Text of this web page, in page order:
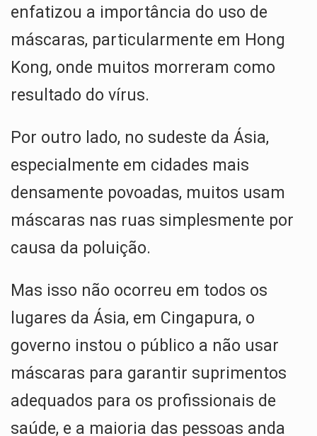
enfatizou a importância do uso de
máscaras, particularmente em Hong
Kong, onde muitos morreram como
resultado do vírus.
Por outro lado, no sudeste da Ásia,
especialmente em cidades mais
densamente povoadas, muitos usam
máscaras nas ruas simplesmente por
causa da poluição.
Mas isso não ocorreu em todos os
lugares da Ásia, em Cingapura, o
governo instou o público a não usar
máscaras para garantir suprimentos
adequados para os profissionais de
saúde, e a maioria das pessoas anda